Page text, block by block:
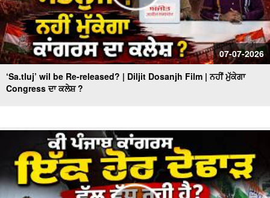
07-07-2026
‘Sa.tluj’ wil be Re-released? | Diljit Dosanjh Film | ਨਹੀਂ ਮੁੱਕੇਗਾ
Congress ਦਾ ਕਲੇਸ਼ ?